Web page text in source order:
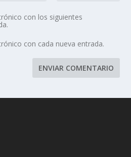
con los siguientes
con cada nueva entrada.